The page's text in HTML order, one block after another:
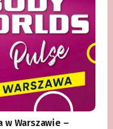
w Warszawie –